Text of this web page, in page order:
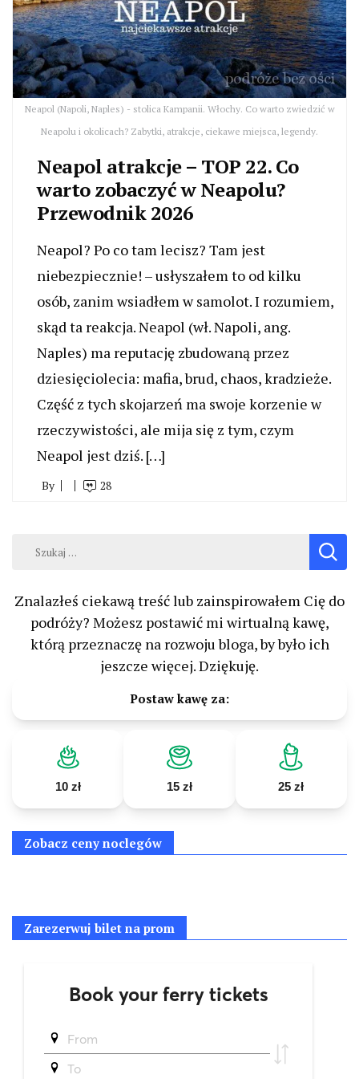
Neapol (Napoli, Naples) - stolica Kampanii. Włochy. Co warto zwiedzić w
Neapolu i okolicach? Zabytki, atrakcje, ciekawe miejsca, legendy.
Neapol atrakcje – TOP 22. Co
warto zobaczyć w Neapolu?
Przewodnik 2026
Neapol? Po co tam lecisz? Tam jest
niebezpiecznie! – usłyszałem to od kilku
osób, zanim wsiadłem w samolot. I rozumiem,
skąd ta reakcja. Neapol (wł. Napoli, ang.
Naples) ma reputację zbudowaną przez
dziesięciolecia: mafia, brud, chaos, kradzieże.
Część z tych skojarzeń ma swoje korzenie w
rzeczywistości, ale mija się z tym, czym
Neapol jest dziś. […]
By 28
Szukaj:
Znalazłeś ciekawą treść lub zainspirowałem Cię do
podróży? Możesz postawić mi wirtualną kawę,
którą przeznaczę na rozwoju bloga, by było ich
jeszcze więcej. Dziękuję.
Postaw kawę za:
10 zł 15 zł 25 zł
Zobacz ceny noclegów
Zarezerwuj bilet na prom